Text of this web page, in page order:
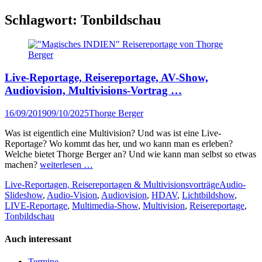
Schlagwort: Tonbildschau
Live-Reportage, Reisereportage, AV-Show,
Audiovision, Multivisions-Vortrag …
Veröffentlicht
16/09/201909/10/2025Author
Thorge Berger
Was ist eigentlich eine Multivision? Und was ist eine Live-
Reportage? Wo kommt das her, und wo kann man es erleben?
Welche bietet Thorge Berger an? Und wie kann man selbst so etwas
machen? weiterlesen …
Kategorien
Live-Reportagen, Reisereportagen & MultivisionsvorträgeTags
Audio-
Slideshow, Audio-Vision, Audiovision, HDAV, Lichtbildshow,
LIVE-Reportage, Multimedia-Show, Multivision, Reisereportage,
Tonbildschau
Auch interessant